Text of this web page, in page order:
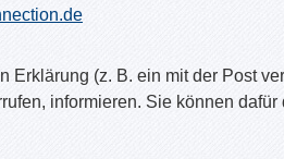
Erklärung (z. B. ein mit der Post
informieren. Sie können